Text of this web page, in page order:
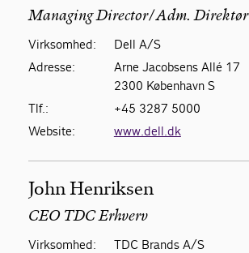
Managing Director/Adm. Direktør
Virksomhed:
Dell A/S
Adresse:
Arne Jacobsens Allé 17
2300 København S
Tlf.:
+45 3287 5000
Website:
www.dell.dk
John Henriksen
CEO TDC Erhverv
Virksomhed:
TDC Brands A/S